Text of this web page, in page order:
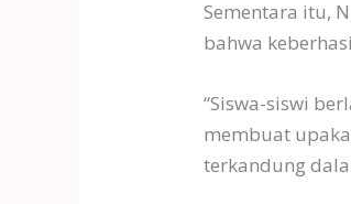
Sementara itu,
bahwa
“Siswa-siswi
membuat
terkandung